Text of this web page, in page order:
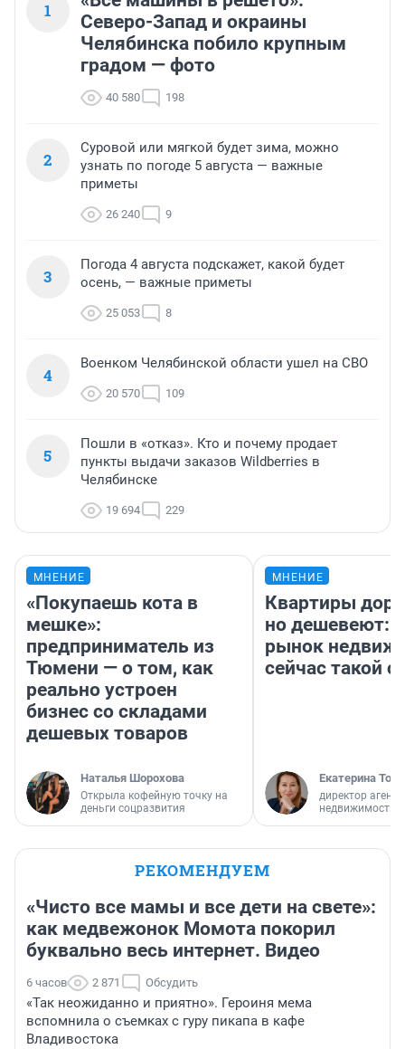
1
Северо-Запад и окраины
Челябинска побило крупным
градом — фото
40 580 198
2
Суровой или мягкой будет зима, можно
узнать по погоде 5 августа — важные
приметы
26 240 9
3
Погода 4 августа подскажет, какой будет
осень, — важные приметы
25 053 8
4
Военком Челябинской области ушел на СВО
20 570 109
5
Пошли в «отказ». Кто и почему продает
пункты выдачи заказов Wildberries в
Челябинске
19 694 229
МНЕНИЕ
«Покупаешь кота в
мешке»:
предприниматель из
Тюмени — о том, как
реально устроен
бизнес со складами
дешевых товаров
Наталья Шорохова
Открыла кофейную точку на
деньги соцразвития
МНЕНИЕ
Квартиры
но дешевеют:
рынок
сейчас такой
Екатерина
директор
недвижимости
РЕКОМЕНДУЕМ
«Чисто все мамы и все дети на свете»:
как медвежонок Момота покорил
буквально весь интернет. Видео
6 часов 2 871 Обсудить
«Так неожиданно и приятно». Героиня мема
вспомнила о съемках с гуру пикапа в кафе
Владивостока